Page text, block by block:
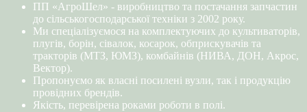
ПП «АгроШел» - виробництво та постачання запчастин
до сільськогосподарської техніки з 2002 року.
Ми спеціалізуємося на комплектуючих до культиваторів,
плугів, борін, сівалок, косарок, обприскувачів та
тракторів (МТЗ, ЮМЗ), комбайнів (НИВА, ДОН, Акрос,
Вектор).
Пропонуємо як власні посилені вузли, так і продукцію
провідних брендів.
Якість, перевірена роками роботи в полі.